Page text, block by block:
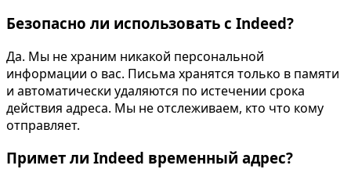
Безопасно ли использовать с Indeed?
Да. Мы не храним никакой персональной
информации о вас. Письма хранятся только в памяти
и автоматически удаляются по истечении срока
действия адреса. Мы не отслеживаем, кто что кому
отправляет.
Примет ли Indeed временный адрес?